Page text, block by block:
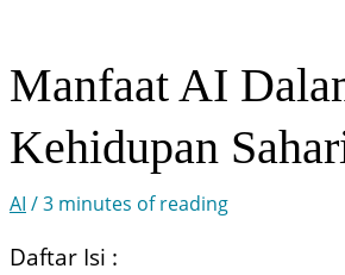
Manfaat AI
Kehidupan
AI /3 minutes of reading
Daftar Isi :